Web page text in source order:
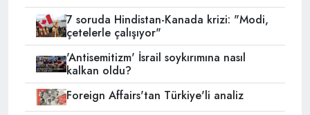
7 soruda Hindistan-Kanada krizi: "Modi,
çetelerle çalışıyor"
'Antisemitizm' İsrail soykırımına nasıl
kalkan oldu?
Foreign Affairs'tan Türkiye'li analiz